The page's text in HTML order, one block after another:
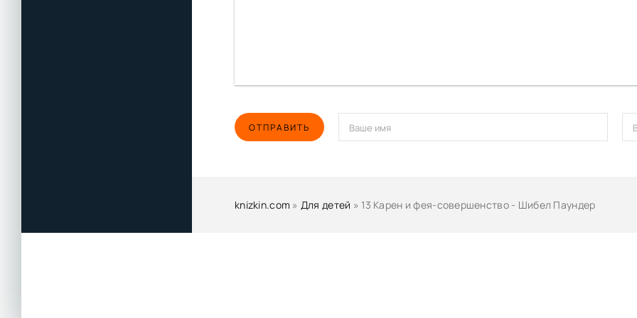
04_46_Вернуть отправителю
04_48_У Пегги проблемы
04_51_Что делать?
ОТПРАВИТЬ
knizkin.com » Для детей » 13 Карен и фея-совершенство - Шибел Паундер